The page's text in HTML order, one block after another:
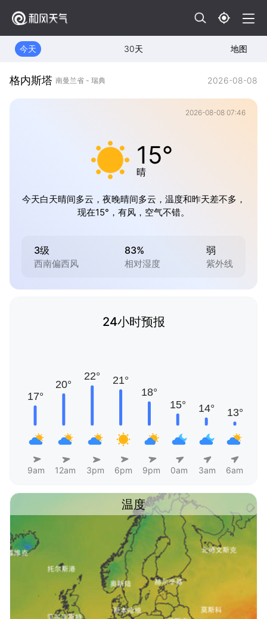
今天 30天 地图
格内斯塔 南曼兰省 - 瑞典 2026-08-08
2026-08-08 07:46
15°
晴
今天白天晴间多云，夜晚晴间多云，温度和昨天差不多，
现在15°，有风，空气不错。
3级
西南偏西风
83%
相对湿度
弱
紫外线
24小时预报
9am 12am 3pm 6pm 9pm 0am 3am 6am
温度